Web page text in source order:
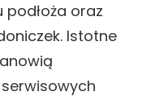
oraz
Istotne